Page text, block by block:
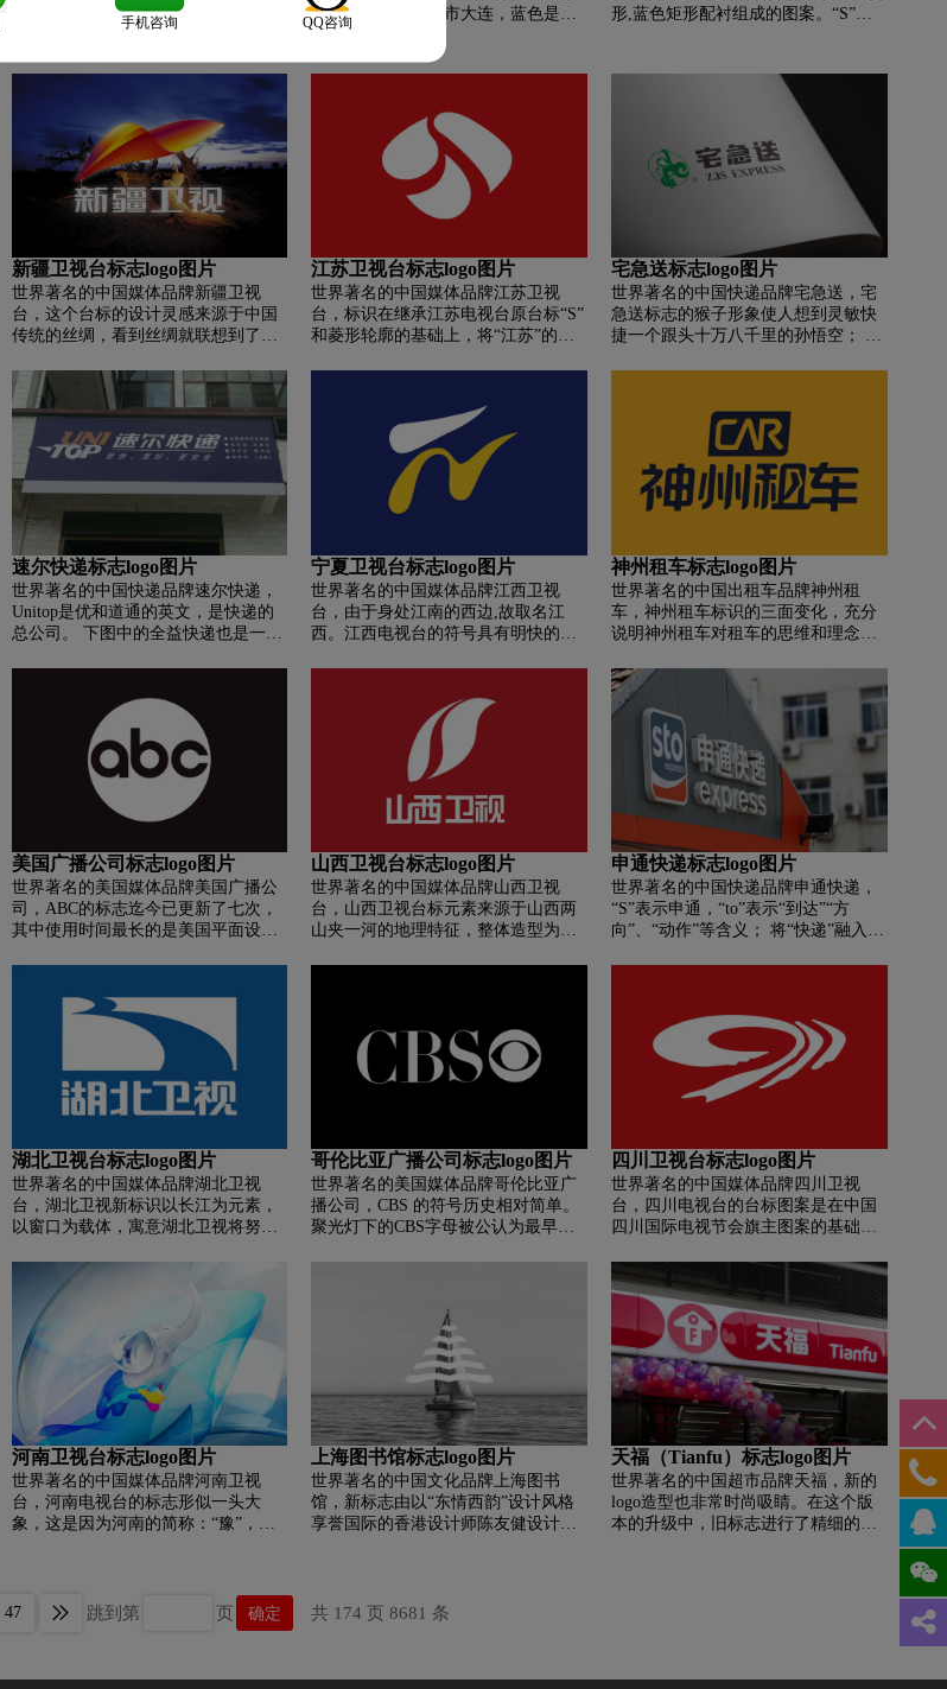
空电视台，天空电视台更新了品牌标
“天空”文字，去掉了原有的高光和3D
效果，完全采用了白色和红色的配色
设计，用色深代替了原有的高光。 文
本和背景色块的边距空间也做了相应
的调整。 最重要的是，新标志还采用
了全新的无衬线体来设计“新闻”部
分，以更好地突出“天空”。 整体形象
明显更加精致优雅，主次分明。
万达起源于沿海城市大连，蓝色是大
海的颜色； “D”是帆船，寓意大连万
达乘风破浪； 外圈指的是地球，寓意
万达将走向世界。 “万达”二字朗朗上
祥吉祥。 万达是“一切皆可访问”。 此
外，万达的缩写只有9张图片，繁体中
文最多有25张图片。 简单与复杂，充
满哲理和东方智慧。
形,蓝色矩形配衬组成的图案。“S”是
空，象征科技，象征陕西人民博大的
胸怀。黄色“S”的上下两端向外辐射，
象征陕西人民走向全国,和黄土文化走
向世界，预示着陕西的明天会更好。
新疆卫视台标志logo图片
世界著名的中国媒体品牌新疆卫视
台，这个台标的设计灵感来源于中国
传统的丝绸，看到丝绸就联想到了丝
路而闻名世界。新台标的图形像一段
飘逸飞舞的丝绸，动感强烈、飞舞灵
动、给人的视觉感受是时尚前卫。就
像一段丝绸飘扬旋转一瞬间的定格。
标志色彩过渡自然形成的切面中，恰
巧隐含了“新疆”汉语拼音首字母“X”。
此次新台标的色彩运用大胆奔放，主
基色包含红色、黄色、紫色三种颜
色，红色即是中国传统色彩，代表着
喜庆、富足，同时红色也代表着积极
向上、健康昂扬的意义。黄色意味着
土地和沙漠，紫色代表新疆多元文化
的神秘和魅力。整个标志呈现着左聚
的。也代表着一段飞舞的丝绸从一个
原点向着东方飞扬飘动的理念。标志
设计之初，就严格遵循国际电视传媒
标志应用的特点，以国际化视野、现
代化手法推动设计表现。整体以圆润
的流线体为基础，辅以飞扬的两翼，
动感而又具时代气息。视觉上整体感
觉时尚前卫、飞舞灵动、飘逸空灵又
隐含着一种神秘。按国内卫视台标色
彩的运用来看，一般都是一色为主，
两色也不多。这次新台标大胆运用了
三种色彩，是比较先进和前卫的。同
的文化理念。一个台标仅仅是一个符
号，不可能把所有的新疆色彩和元素
进行大而全的集中体现，在后面的台
标演绎中，我们运用了各种色彩来展
示和反映新疆的多彩。
江苏卫视台标志logo图片
世界著名的中国媒体品牌江苏卫视
台，标识在继承江苏电视台原台标“S”
和菱形轮廓的基础上，将“江苏”的声
宗旨、因人而精彩的创新精神。同
时，“J”和“S”的变形组合，又描绘出
一幅长江和运河在江苏交汇，滚滚奔
流的自然图画，生动传神地表现出江
苏特有的地理环境特征。在设计风格
宅急送标志logo图片
世界著名的中国快递品牌宅急送，宅
急送标志的猴子形象使人想到灵敏快
捷一个跟头十万八千里的孙悟空； 拎
速尔快递标志logo图片
世界著名的中国快递品牌速尔快递，
Unitop是优和道通的英文，是快递的
总公司。 下图中的全益快递也是一家
宁夏卫视台标志logo图片
世界著名的中国媒体品牌江西卫视
台，由于身处江南的西边,故取名江
西。江西电视台的符号具有明快的立
神州租车标志logo图片
世界著名的中国出租车品牌神州租
车，神州租车标识的三面变化，充分
说明神州租车对租车的思维和理念也
不断的学习、借鉴、改进和改进，拥
有了今天的商业思维和管理模式。以
第一个logo为例，它暗示了很多模仿
和抄袭国际知名品牌的元素，小钥匙
的设计小气不伦不类，有些多余和繁
琐，破坏了logo的整体效果，视觉冲
击力和国际化感也略逊一筹。第二个
标志对文字形状进行了调整和改进，
使标志向国际化目标迈进了一步。虽
然笑脸键做了一些改动，但感觉还是
美的有缺点，多多少少有点卡通的味
道。第三个标志完全不同。它的设计
理念一定是联想VI团队的指导和
标准字体。从设计的角度看，缺乏严
谨的态度和精神，字体可以变形，但
要符合其基本规律和要素，既然是国
际化的目标，就应该尊重中文字体的
完整性和规范性。另外，神州租车的
标识。
美国广播公司标志logo图片
世界著名的美国媒体品牌美国广播公
司，ABC的标志迄今已更新了七次，
其中使用时间最长的是美国平面设计
Troika design group在原来的logo上加
入了高光和阴影，使其更具立体感。
虽然经过重新设计，但其他一些 ABC
频道仍在使用 Paul Rand 在 1962 年设
计的版本。
山西卫视台标志logo图片
世界著名的中国媒体品牌山西卫视
台，山西卫视台标元素来源于山西两
山夹一河的地理特征，整体造型为山
是中国煤产业的重要基地，又代表山
西人民艰苦奋斗、生生不息的精神；
台标的造型像一片树叶，“水有源而流
申通快递标志logo图片
世界著名的中国快递品牌申通快递，
“S”表示申通，“to”表示“到达”“方
向”、“动作”等含义； 将“快递”融入标
手机平台，图形弧形元素由近到远向
上延伸，体现速度感和方向感，代表
申通快递的顺畅流通和积极进取。品
牌色彩以灰色和橙色为基调，形成鲜
明对比 又轻巧又提高了标识的辨识
湖北卫视台标志logo图片
世界著名的中国媒体品牌湖北卫视
台，湖北卫视新标识以长江为元素，
以窗口为载体，寓意湖北卫视将努力
识以长江为核心标识元素，取材于长
江与汉江的交汇处，通过两条河的交
汇、跨越式的动态延伸，营造出悠扬
的意境。 配色方面，蓝白交融，时
尚、柔美、力量感十足。 比喻长江奔
腾之势，两江汇流，跨越发展之势。
哥伦比亚广播公司标志logo图片
世界著名的美国媒体品牌哥伦比亚广
播公司，CBS 的符号历史相对简单。
聚光灯下的CBS字母被公认为最早的
每一位观众这一点，而从 1951 年开始
使用的眼睛标志是众所周知的。 这个
标志是由美国平面设计师威廉·戈登设
计的。 普罗维登斯之眼（或上帝无所
不知的眼睛）起源于基督教，多以发
光三角形的眼睛为代表。 它代表上帝
的眼睛注视着人类（神圣意志的概
念）。 它印在一把漂亮的刀的反面。
四川卫视台标志logo图片
世界著名的中国媒体品牌四川卫视
台，四川电视台的台标图案是在中国
四川国际电视节会旗主图案的基础上
统表现形式,巧妙地把“四川”二字融进
一道旋转的光环之中 ,有着明显的地区
性和浓郁的民族特色,从左到右依次为
电视红、绿、蓝三艳壁画组成动感强
烈的色环,既适应中国观众对喜庆色彩
的欣赏习惯,又寓意电视面向世界,面向
未来。“川” 即为水,顾名思义四川的名
称由来一 定与水有关。沱江,岷江,乌
江,与发源于陕西秦岭南坡的嘉陵江共
同构成了“四川”。而四川电视台的标
志是四川二字完美的结合体。古时的
计账先生习惯将“四”字以-一个”圈”的
形式一气呵成 ,而台标“四”字的右边两
河南卫视台标志logo图片
世界著名的中国媒体品牌河南卫视
台，河南电视台的标志形似一头大
象，这是因为河南的简称：“豫”，豫
核符号以后的产物，所以具有明显的
效仿性，大象以河南的首字母“HN”的
上海图书馆标志logo图片
世界著名的中国文化品牌上海图书
馆，新标志由以“东情西韵”设计风格
享誉国际的香港设计师陈友健设计，
象，顶部仿佛有一只鸟从书本中飞
天福（Tianfu）标志logo图片
世界著名的中国超市品牌天福，新的
logo造型也非常时尚吸睛。在这个版
本的升级中，旧标志进行了精细的面
47 跳到第 页 确定 共 174 页 8681 条
手机咨询 QQ咨询